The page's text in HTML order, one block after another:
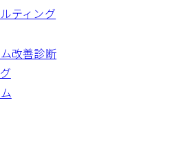
ティング
改善診断